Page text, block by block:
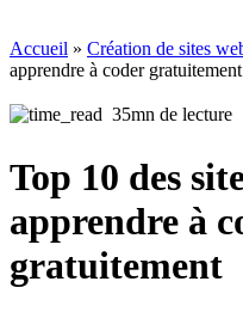
Accueil » Création de sites
apprendre à coder gratuitement
35mn de lecture
Top 10 des
apprendre à
gratuitement